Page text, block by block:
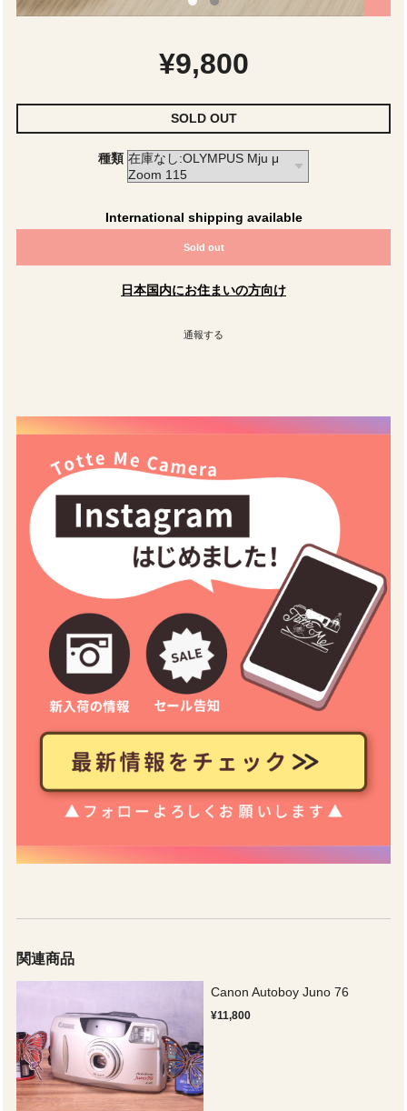
¥9,800
SOLD OUT
種類
International shipping available
Sold out
日本国内にお住まいの方向け
通報する
関連商品
Canon Autoboy Juno 76
¥11,800